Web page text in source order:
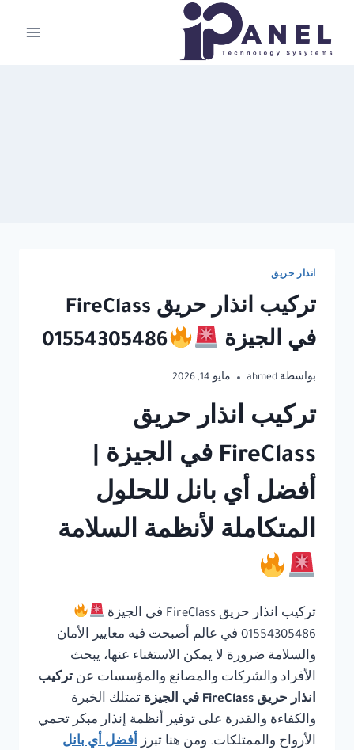
المحتوى
انذار حريق
تركيب انذار حريق FireClass
في الجيزة
01554305486
بواسطة ahmed مايو 14, 2026
تركيب انذار حريق
FireClass في الجيزة |
أفضل أي بانل للحلول
المتكاملة لأنظمة السلامة
تركيب انذار حريق FireClass في الجيزة
01554305486 في عالم أصبحت فيه معايير الأمان
والسلامة ضرورة لا يمكن الاستغناء عنها، يبحث
الأفراد والشركات والمصانع والمؤسسات عن تركيب
انذار حريق FireClass في الجيزة
تمتلك الخبرة
والكفاءة والقدرة على توفير أنظمة إنذار مبكر تحمي
الأرواح والممتلكات. ومن هنا تبرز أفضل أي بانل